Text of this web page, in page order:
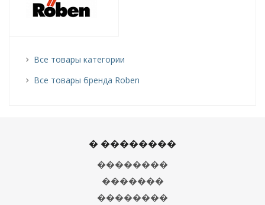
Все товары категории
Все товары бренда Roben
� ��������
��������
�������
��������